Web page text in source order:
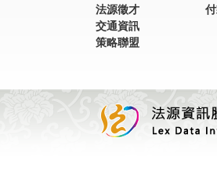
法源徵才
交通資訊
策略聯盟